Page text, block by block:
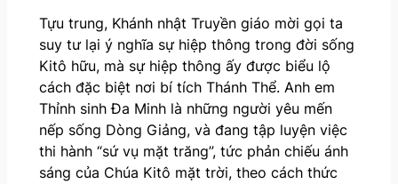
Tựu trung, Khánh nhật Truyền giáo mời gọi ta
suy tư lại ý nghĩa sự hiệp thông trong đời sống
Kitô hữu, mà sự hiệp thông ấy được biểu lộ
cách đặc biệt nơi bí tích Thánh Thể. Anh em
Thỉnh sinh Đa Minh là những người yêu mến
nếp sống Dòng Giảng, và đang tập luyện việc
thi hành “sứ vụ mặt trăng”, tức phản chiếu ánh
sáng của Chúa Kitô mặt trời, theo cách thức